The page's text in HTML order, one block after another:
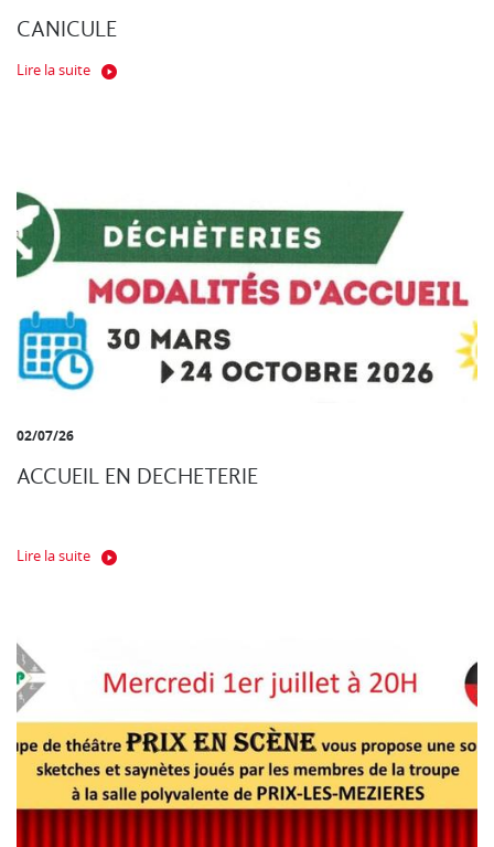
CANICULE
Lire la suite
02/07/26
ACCUEIL EN DECHETERIE
Lire la suite